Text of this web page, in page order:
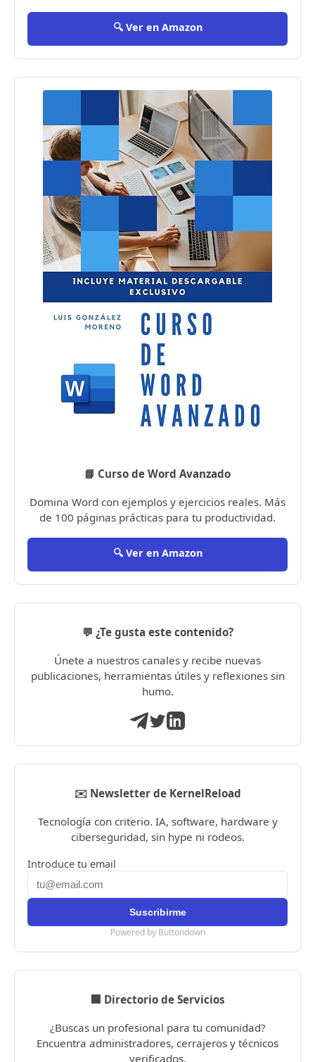
🔍 Ver en Amazon
📘 Curso de Word Avanzado
Domina Word con ejemplos y ejercicios reales. Más
de 100 páginas prácticas para tu productividad.
🔍 Ver en Amazon
💬 ¿Te gusta este contenido?
Únete a nuestros canales y recibe nuevas
publicaciones, herramientas útiles y reflexiones sin
humo.
✉️ Newsletter de KernelReload
Tecnología con criterio. IA, software, hardware y
ciberseguridad, sin hype ni rodeos.
Introduce tu email
Powered by Buttondown
🏢 Directorio de Servicios
¿Buscas un profesional para tu comunidad?
Encuentra administradores, cerrajeros y técnicos
verificados.